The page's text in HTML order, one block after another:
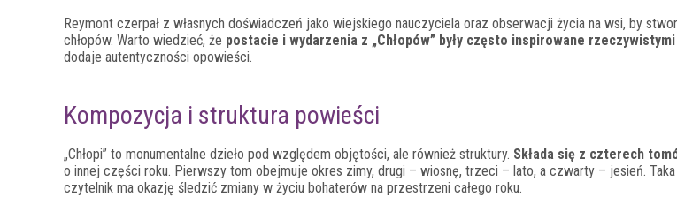
Reymont czerpał z własnych doświadczeń jako wiejskiego nauczyciela oraz obserwacji życia na wsi, by
chłopów. Warto wiedzieć, że postacie i wydarzenia z „Chłopów” były często inspirowane
dodaje autentyczności opowieści.
Kompozycja i struktura powieści
„Chłopi” to monumentalne dzieło pod względem objętości, ale również struktury. Składa się z czterech
o innej części roku. Pierwszy tom obejmuje okres zimy, drugi – wiosnę, trzeci – lato, a czwarty – jesień.
czytelnik ma okazję śledzić zmiany w życiu bohaterów na przestrzeni całego roku.